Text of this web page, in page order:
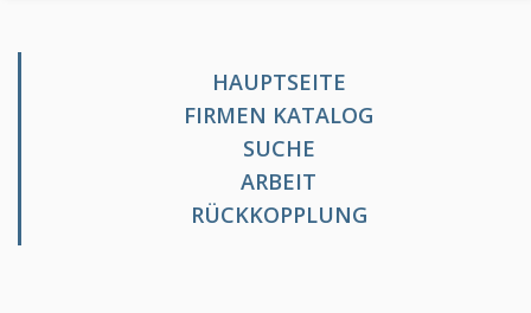
HAUPTSEITE
FIRMEN KATALOG
SUCHE
ARBEIT
RÜCKKOPPLUNG